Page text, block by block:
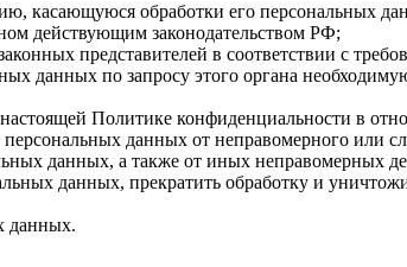
касающуюся обработки его персональных
действующим законодательством РФ;
представителей в соответствии с
данных по запросу этого органа
Политике конфиденциальности в
данных от неправомерного или
данных, а также от иных неправомерных
данных, прекратить обработку и
данных.